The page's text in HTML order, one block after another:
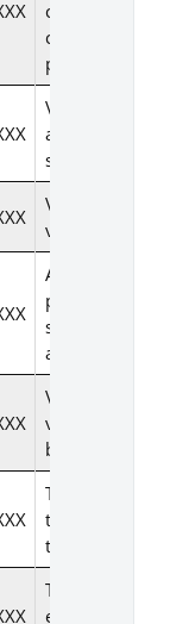
castiguri din
capital –afisaj,
publicitate
Venituri din
amenzi, alte
sanctiuni legale
Venituri din
vanzari
Alte venituri
prestari de
servicii si alte
activitati
Venituri din
vanzari
bunuri(teren)
Taxe juridice
timbru si alte
taxe
Taxe
extrajudiciare